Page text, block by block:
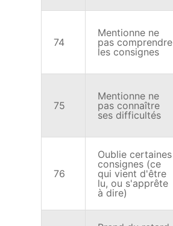
74
Mentionne ne
pas comprendre
les consignes
75
Mentionne ne
pas connaître
ses difficultés
76
Oublie certaines
consignes (ce
qui vient d'être
lu, ou s'apprête
à dire)